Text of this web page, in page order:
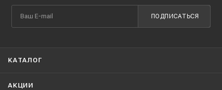
ПОДПИСАТЬСЯ
КАТАЛОГ
АКЦИИ